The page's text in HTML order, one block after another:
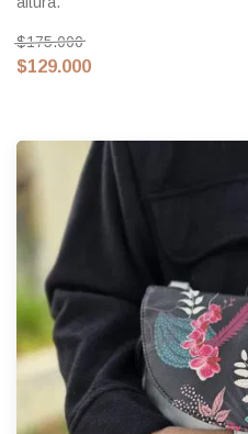
$175.000
$129.000